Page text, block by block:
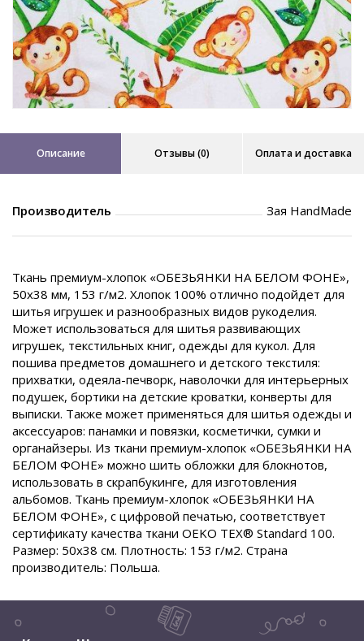
Описание Отзывы (0) Оплата и доставка
Производитель Зая HandMade
Ткань премиум-хлопок «ОБЕЗЬЯНКИ НА БЕЛОМ ФОНЕ»,
50х38 мм, 153 г/м2. Хлопок 100% отлично подойдет для
шитья игрушек и разнообразных видов рукоделия.
Может использоваться для шитья развивающих
игрушек, текстильных книг, одежды для кукол. Для
пошива предметов домашнего и детского текстиля:
прихватки, одеяла-печворк, наволочки для интерьерных
подушек, бортики на детские кроватки, конверты для
выписки. Также может применяться для шитья одежды и
аксессуаров: панамки и повязки, косметички, сумки и
органайзеры. Из ткани премиум-хлопок «ОБЕЗЬЯНКИ НА
БЕЛОМ ФОНЕ» можно шить обложки для блокнотов,
использовать в скрапбукинге, для изготовления
альбомов. Ткань премиум-хлопок «ОБЕЗЬЯНКИ НА
БЕЛОМ ФОНЕ», с цифровой печатью, соответствует
сертификату качества ткани OEKO TEX® Standard 100.
Размер: 50х38 см. Плотность: 153 г/м2. Страна
производитель: Польша.